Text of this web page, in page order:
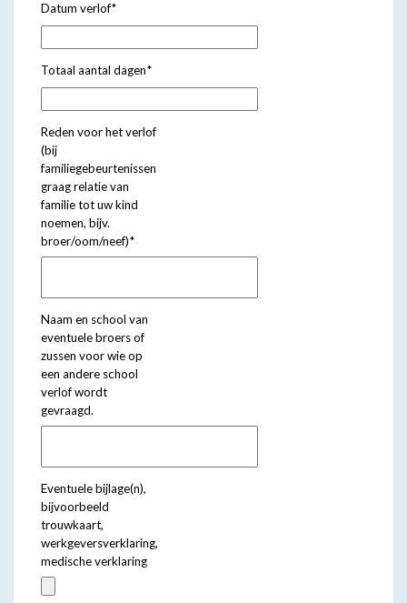
Datum verlof*
Totaal aantal dagen*
Reden voor het verlof
(bij
familiegebeurtenissen
graag relatie van
familie tot uw kind
noemen, bijv.
broer/oom/neef)*
Naam en school van
eventuele broers of
zussen voor wie op
een andere school
verlof wordt
gevraagd.
Eventuele bijlage(n),
bijvoorbeeld
trouwkaart,
werkgeversverklaring,
medische verklaring